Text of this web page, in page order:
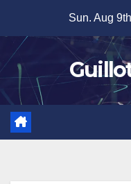
content
Sun. Aug